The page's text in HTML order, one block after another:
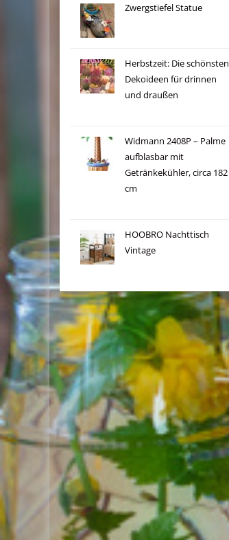
Zwergstiefel Statue
Herbstzeit: Die schönsten
Dekoideen für drinnen
und draußen
Widmann 2408P – Palme
aufblasbar mit
Getränkekühler, circa 182
cm
HOOBRO Nachttisch
Vintage